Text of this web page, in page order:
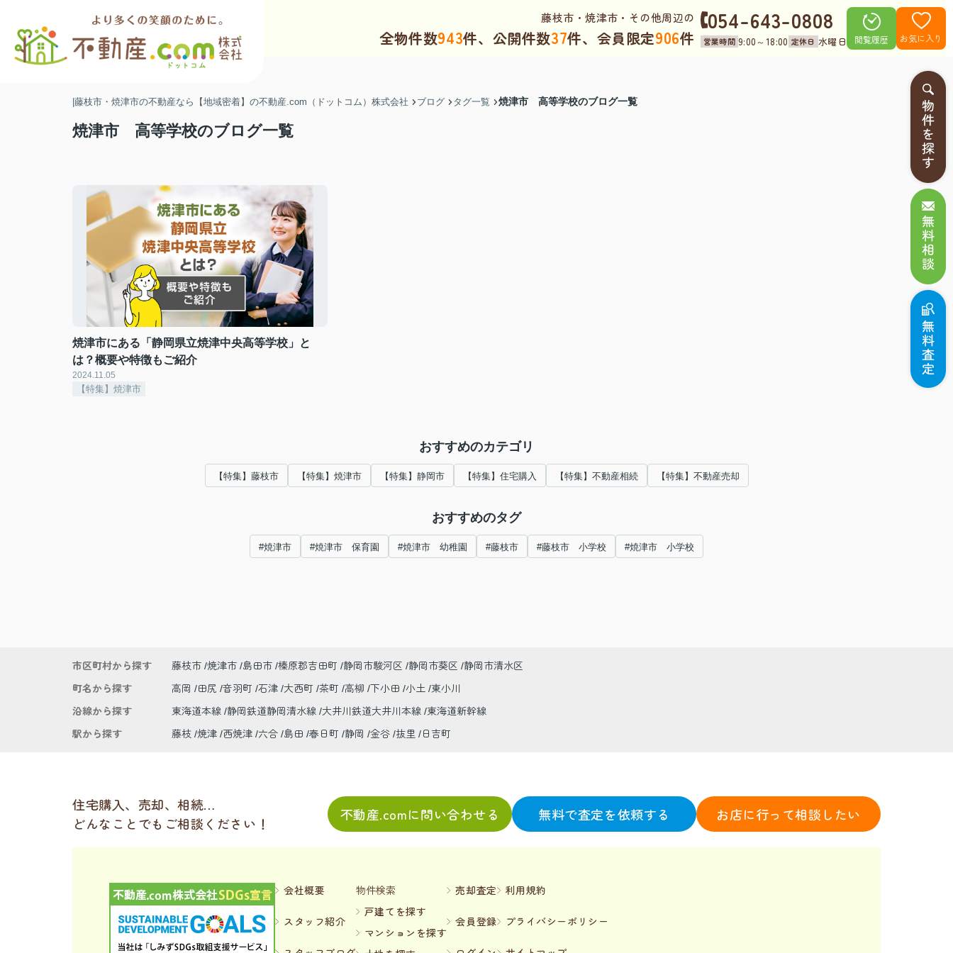
藤枝市・焼津市・その他周辺の
全物件数943件、公開件数37件、会員限定906件
054-643-0808
営業時間 9:00～18:00 定休日 水曜日 閲覧履歴 お気に入り
|藤枝市・焼津市の不動産なら【地域密着】の不動産.com（ドットコム）株式会社 ブログ タグ一覧 焼津市 高等学校のブログ一覧
焼津市 高等学校のブログ一覧
焼津市にある「静岡県立焼津中央高等学校」と
は？概要や特徴もご紹介
2024.11.05
【特集】焼津市
おすすめのカテゴリ
【特集】藤枝市 【特集】焼津市 【特集】静岡市 【特集】住宅購入 【特集】不動産相続 【特集】不動産売却
おすすめのタグ
#焼津市 #焼津市 保育園 #焼津市 幼稚園 #藤枝市 #藤枝市 小学校 #焼津市 小学校
市区町村から探す 藤枝市 焼津市 島田市 榛原郡吉田町 静岡市駿河区 静岡市葵区 静岡市清水区
町名から探す
高岡 田尻 音羽町 石津 大西町 茶町 高柳 下小田 小土 東小川
沿線から探す
東海道本線 静岡鉄道静岡清水線 大井川鉄道大井川本線 東海道新幹線
駅から探す
藤枝 焼津 西焼津 六合 島田 春日町 静岡 金谷 抜里 日吉町
住宅購入、売却、相続…
どんなことでもご相談ください！
不動産.comに問い合わせる 無料で査定を依頼する お店に行って相談したい
会社概要
スタッフ紹介
物件検索
戸建てを探す
マンションを探す
売却査定
会員登録
利用規約
プライバシーポリシー